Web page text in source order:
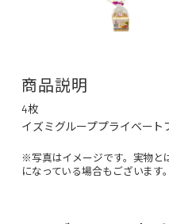
商品説明
4枚
イズミグループプライベート
※写真はイメージです。実物と
になっている場合もございます